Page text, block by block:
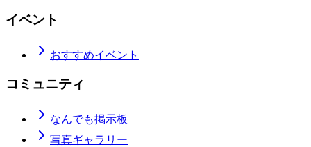
イベント
おすすめイベント
コミュニティ
なんでも掲示板
写真ギャラリー